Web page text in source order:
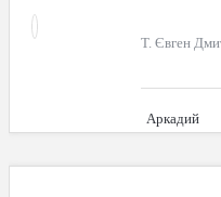
Т. Євген
Аркадий